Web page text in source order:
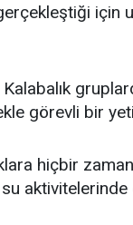
için
görevli bir
hiçbir
aktivitelerinde